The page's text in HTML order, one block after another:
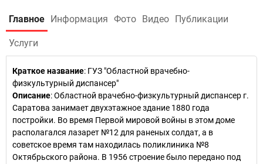
Главное Информация Фото Видео Публикации
Услуги
Краткое название: ГУЗ "Областной врачебно-
физкультурный диспансер"
Описание: Областной врачебно-физкультурный диспансер г.
Саратова занимает двухэтажное здание 1880 года
постройки. Во время Первой мировой войны в этом доме
располагался лазарет №12 для раненых солдат, а в
советское время там находилась поликлиника №8
Октябрьского района. В 1956 строение было передано под